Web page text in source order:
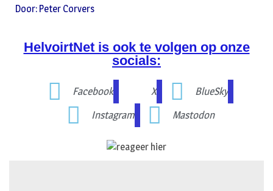
Door: Peter Corvers
HelvoirtNet is ook te volgen op onze
socials:
Facebook X
BlueSky
Instagram
Mastodon